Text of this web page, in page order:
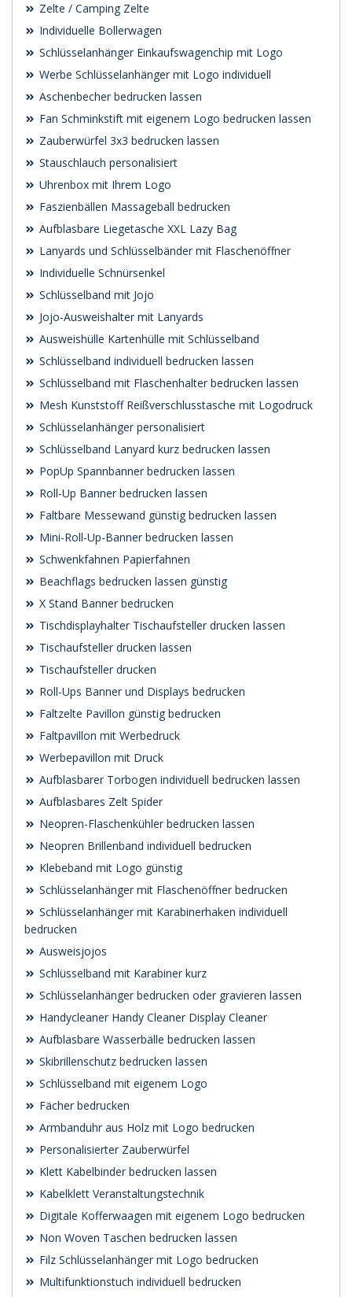
Zelte / Camping Zelte
Individuelle Bollerwagen
Schlüsselanhänger Einkaufswagenchip mit Logo
Werbe Schlüsselanhänger mit Logo individuell
Aschenbecher bedrucken lassen
Fan Schminkstift mit eigenem Logo bedrucken lassen
Zauberwürfel 3x3 bedrucken lassen
Stauschlauch personalisiert
Uhrenbox mit Ihrem Logo
Faszienbällen Massageball bedrucken
Aufblasbare Liegetasche XXL Lazy Bag
Lanyards und Schlüsselbänder mit Flaschenöffner
Individuelle Schnürsenkel
Schlüsselband mit Jojo
Jojo-Ausweishalter mit Lanyards
Ausweishülle Kartenhülle mit Schlüsselband
Schlüsselband individuell bedrucken lassen
Schlüsselband mit Flaschenhalter bedrucken lassen
Mesh Kunststoff Reißverschlusstasche mit Logodruck
Schlüsselanhänger personalisiert
Schlüsselband Lanyard kurz bedrucken lassen
PopUp Spannbanner bedrucken lassen
Roll-Up Banner bedrucken lassen
Faltbare Messewand günstig bedrucken lassen
Mini-Roll-Up-Banner bedrucken lassen
Schwenk­fahnen Papierfahnen
Beachflags bedrucken lassen günstig
X Stand Banner bedrucken
Tischdisplayhalter Tischaufsteller drucken lassen
Tischaufsteller drucken lassen
Tischaufsteller drucken
Roll-Ups Banner und Displays bedrucken
Faltzelte Pavillon günstig bedrucken
Faltpavillon mit Werbedruck
Werbepavillon mit Druck
Aufblasbarer Torbogen individuell bedrucken lassen
Aufblasbares Zelt Spider
Neopren-Flaschenkühler bedrucken lassen
Neopren Brillenband individuell bedrucken
Klebeband mit Logo günstig
Schlüsselanhänger mit Flaschenöffner bedrucken
Schlüsselanhänger mit Karabinerhaken individuell
bedrucken
Ausweisjojos
Schlüsselband mit Karabiner kurz
Schlüsselanhänger bedrucken oder gravieren lassen
Handycleaner Handy Cleaner Display Cleaner
Aufblasbare Wasserbälle bedrucken lassen
Skibrillenschutz bedrucken lassen
Schlüsselband mit eigenem Logo
Fächer bedrucken
Armbanduhr aus Holz mit Logo bedrucken
Personalisierter Zauberwürfel
Klett Kabelbinder bedrucken lassen
Kabelklett Veranstaltungstechnik
Digitale Kofferwaagen mit eigenem Logo bedrucken
Non Woven Taschen bedrucken lassen
Filz Schlüsselanhänger mit Logo bedrucken
Multifunktionstuch individuell bedrucken